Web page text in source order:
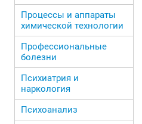
Процессы и аппараты
химической технологии
Профессиональные
болезни
Психиатрия и
наркология
Психоанализ